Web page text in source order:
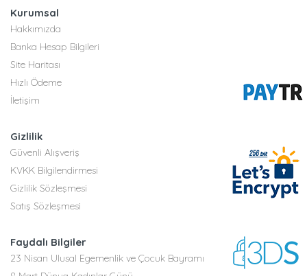
Kurumsal
Hakkımızda
Banka Hesap Bilgileri
Site Haritası
Hızlı Ödeme
İletişim
Gizlilik
Güvenli Alışveriş
KVKK Bilgilendirmesi
Gizlilik Sözleşmesi
Satış Sözleşmesi
Faydalı Bilgiler
23 Nisan Ulusal Egemenlik ve Çocuk Bayramı